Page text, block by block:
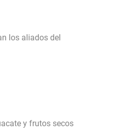
los aliados del
y frutos secos